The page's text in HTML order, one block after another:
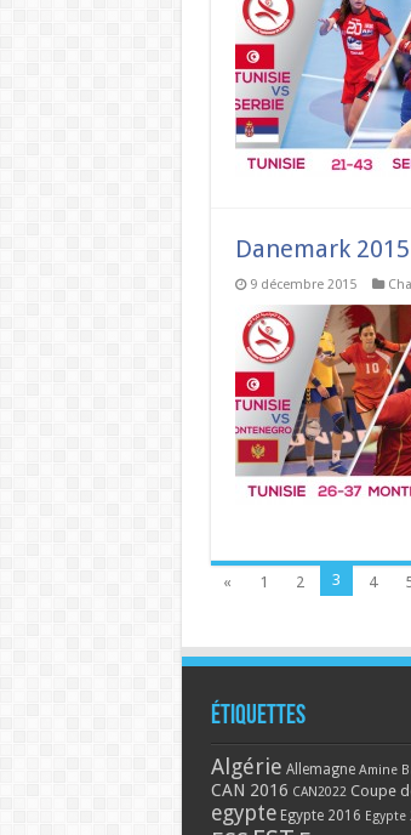
Danemark
9 décembre 2015
« 1 2 3 4
Étiquettes
Algérie Allemagne Amine
CAN 2016 CAN2022 Coupe
egypte Egypte 2016 Egypte